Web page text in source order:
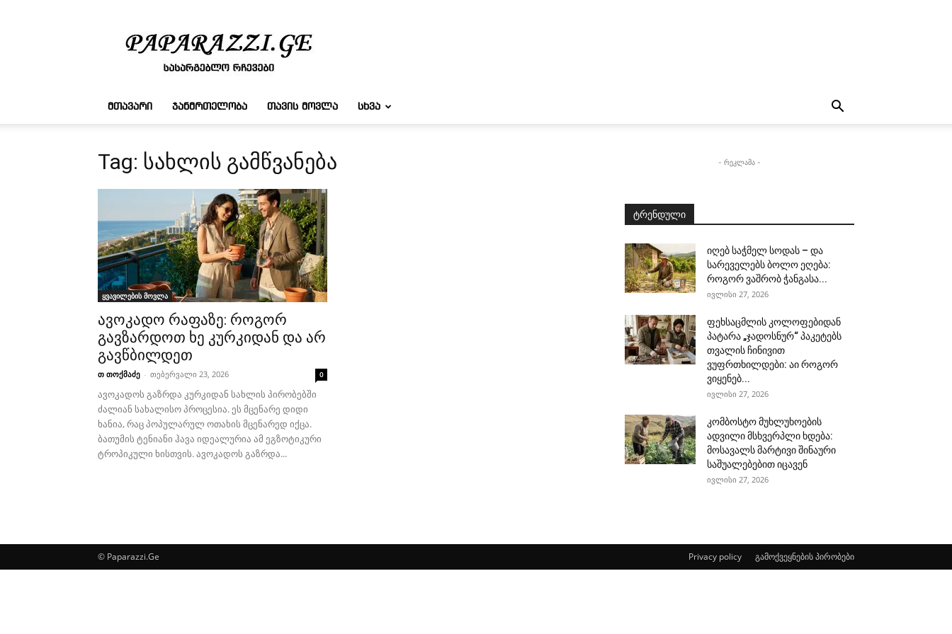
რჩევები
ᲛᲗᲐᲕᲐᲠᲘ ᲯᲐᲜᲛᲠᲗᲔᲚᲝᲑᲐ ᲗᲐᲕᲘᲡ ᲛᲝᲕᲚᲐ ᲡᲮᲕᲐ
Tag: სახლის გამწვანება
ყვავილების მოვლა
ავოკადო რაფაზე: როგორ
გავზარდოთ ხე კურკიდან და არ
გავწბილდეთ
თ თოქმაძე - თებერვალი 23, 2026 0
ავოკადოს გაზრდა კურკიდან სახლის პირობებში
ძალიან სახალისო პროცესია. ეს მცენარე დიდი
ხანია, რაც პოპულარულ ოთახის მცენარედ იქცა.
ბათუმის ტენიანი ჰავა იდეალურია ამ ეგზოტიკური
ტროპიკული ხისთვის. ავოკადოს გაზრდა...
- რეკლამა -
ტრენდული
იღებ საჭმელ სოდას – და
სარეველებს ბოლო ეღება:
როგორ ვაშრობ ჭანგასა...
ივლისი 27, 2026
ფეხსაცმლის კოლოფებიდან
პატარა „ჯადოსნურ“ პაკეტებს
თვალის ჩინივით
ვუფრთხილდები: აი როგორ
ვიყენებ...
ივლისი 27, 2026
კომბოსტო მუხლუხოების
ადვილი მსხვერპლი ხდება:
მოსავალს მარტივი შინაური
საშუალებებით იცავენ
ივლისი 27, 2026
Privacy policy გამოქვეყნების პირობები
© Paparazzi.Ge